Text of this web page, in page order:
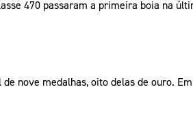
470 passaram a primeira boia na
nove medalhas, oito delas de ouro.